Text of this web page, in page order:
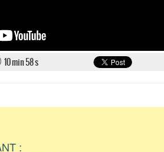
10 min 58 s
: